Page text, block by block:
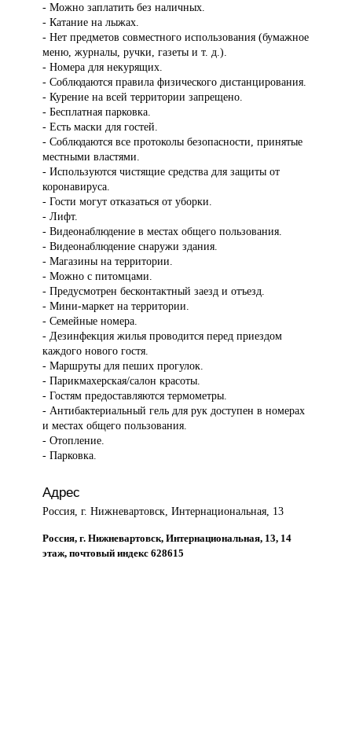
- Можно заплатить без наличных.
- Катание на лыжах.
- Нет предметов совместного использования (бумажное
меню, журналы, ручки, газеты и т. д.).
- Номера для некурящих.
- Соблюдаются правила физического дистанцирования.
- Курение на всей территории запрещено.
- Бесплатная парковка.
- Есть маски для гостей.
- Соблюдаются все протоколы безопасности, принятые
местными властями.
- Используются чистящие средства для защиты от
коронавируса.
- Гости могут отказаться от уборки.
- Лифт.
- Видеонаблюдение в местах общего пользования.
- Видеонаблюдение снаружи здания.
- Магазины на территории.
- Можно с питомцами.
- Предусмотрен бесконтактный заезд и отъезд.
- Мини-маркет на территории.
- Семейные номера.
- Дезинфекция жилья проводится перед приездом
каждого нового гостя.
- Маршруты для пеших прогулок.
- Парикмахерская/салон красоты.
- Гостям предоставляются термометры.
- Антибактериальный гель для рук доступен в номерах
и местах общего пользования.
- Отопление.
- Парковка.
Адрес
Россия, г. Нижневартовск, Интернациональная, 13
Россия, г. Нижневартовск, Интернациональная, 13, 14
этаж, почтовый индекс 628615